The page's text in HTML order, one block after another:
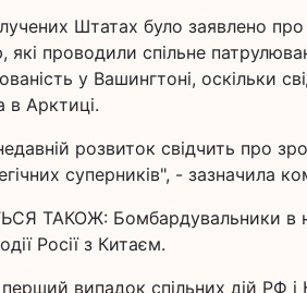
Штатах було заявлено про
які проводили спільне
у Вашингтоні, оскільки
в Арктиці.
розвиток свідчить про
суперників", - зазначила
ТАКОЖ: Бомбардувальники в
Росії з Китаєм.
випадок спільних дій РФ